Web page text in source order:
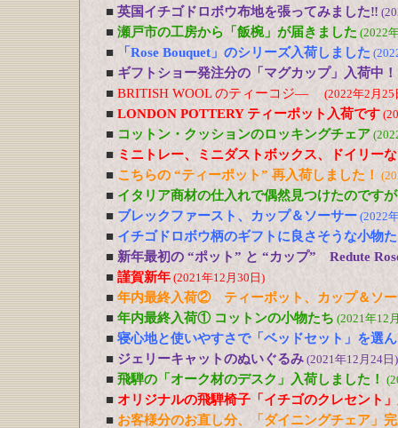
■ 英国イチゴドロボウ布地を張ってみました‼
■ 瀬戸市の工房から「飯椀」が届きました (2022
■ 「Rose Bouquet」のシリーズ入荷しました
■ ギフトショー発注分の「マグカップ」入荷中！
■ BRITISH WOOL のティーコジ― (2022年2月25
■ LONDON POTTERY ティーポット入荷です
■ コットン・クッションのロッキングチェア
■ ミニトレー、ミニダストボックス、ドイリー
■ こちらの “ティーポット” 再入荷しました！
■ イタリア商材の仕入れで偶然見つけたのです
■ ブレックファースト、カップ＆ソーサー (2022
■ イチゴドロボウ柄のギフトに良さそうな小物
■ 新年最初の “ポット” と “カップ” Redute
■ 謹賀新年 (2021年12月30日)
■ 年内最終入荷② ティーポット、カップ＆ソー
■ 年内最終入荷① コットンの小物たち (2021年12
■ 寝心地と使いやすさで「ベッドセット」を選
■ ジェリーキャットのぬいぐるみ (2021年12月24日)
■ 飛騨の「オーク材のデスク」入荷しました！
■ オリジナルの飛騨椅子「イチゴのクレセント
■ お客様分のお直し分、「ダイニングチェア」